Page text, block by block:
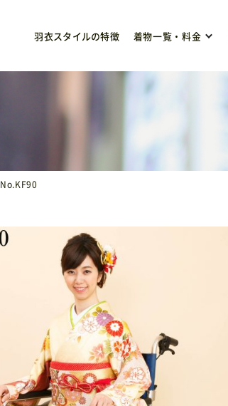
羽衣スタイルの特徴 着物一覧・料金
No.KF90